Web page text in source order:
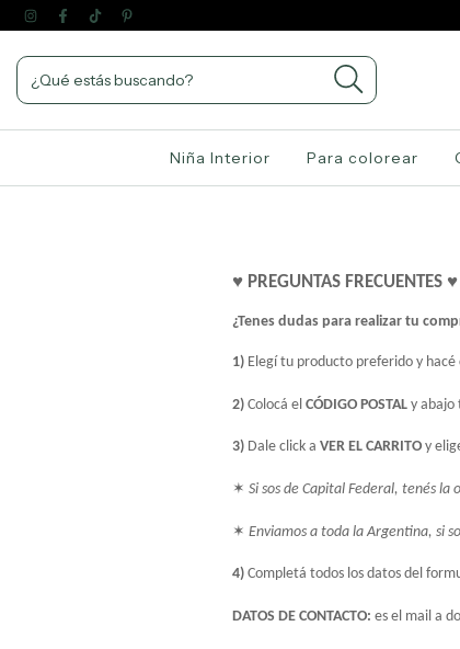
Niña Interior Para colorear
♥ PREGUNTAS FRECUENTES ♥
¿Tenes dudas para realizar tu
1) Elegí tu producto preferido y hacé
2) Colocá el CÓDIGO POSTAL y abajo
3) Dale click a VER EL CARRITO y
✶ Si sos de Capital Federal, tenés la
✶ Enviamos a toda la Argentina, si
4) Completá todos los datos del
DATOS DE CONTACTO: es el mail a